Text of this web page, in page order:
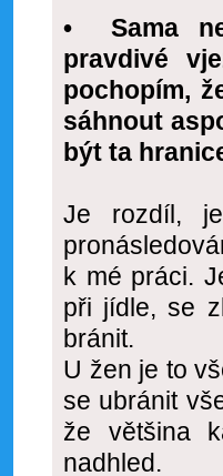
• Sama
pravdivé
pochopím,
sáhnout
být ta
Je rozdíl,
k mé práci.
při jídle, se
bránit.
U žen je to
se ubránit
že většina
nadhled.